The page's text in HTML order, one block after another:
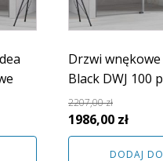
Drzwi wnękowe
Black DWJ 100
2207,00zł
Pierwotna
cena
1986,00 zł
cena
DODAJ DO